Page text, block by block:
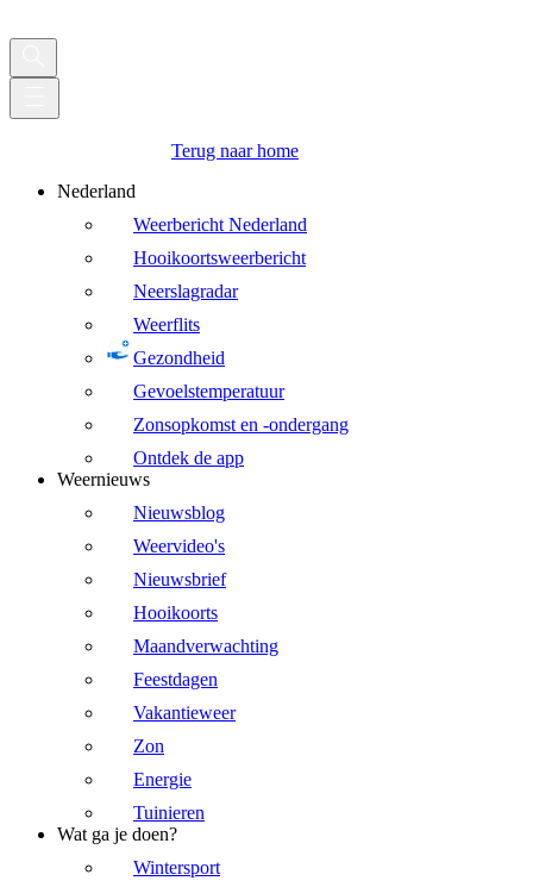
Terug naar home
Nederland
Weerbericht Nederland
Hooikoortsweerbericht
Neerslagradar
Weerflits
Gezondheid
Gevoelstemperatuur
Zonsopkomst en -ondergang
Ontdek de app
Weernieuws
Nieuwsblog
Weervideo's
Nieuwsbrief
Hooikoorts
Maandverwachting
Feestdagen
Vakantieweer
Zon
Energie
Tuinieren
Wat ga je doen?
Wintersport